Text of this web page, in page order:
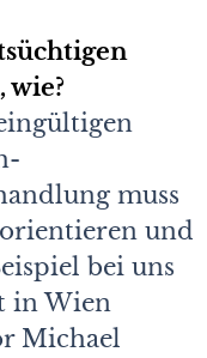
wie?
muss
und
bei uns
in Wien
Michael